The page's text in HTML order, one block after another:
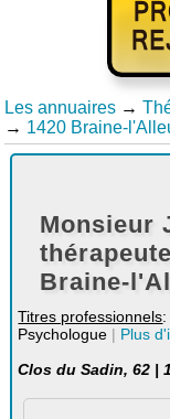
Les annuaires →
→ 1420 Braine-
Monsieur
Braine-
Titres professionnels
Psychologue | Plus
Clos du Sadin, 62 |